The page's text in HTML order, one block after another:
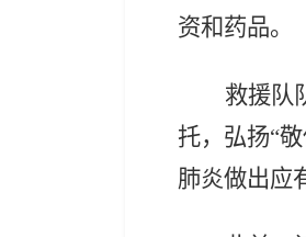
资和药品。
救援队
托，弘扬“
肺炎做出应